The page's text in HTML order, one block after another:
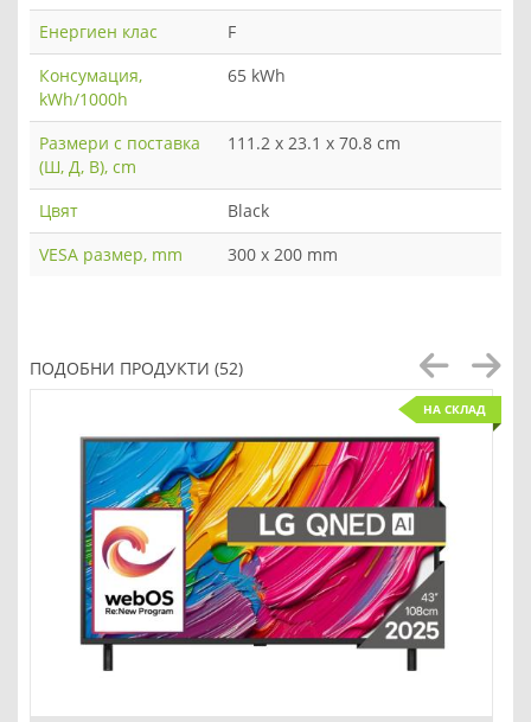
Енергиен клас
F
Консумация,
kWh/1000h
65 kWh
Размери с поставка
(Ш, Д, В), cm
111.2 x 23.1 x 70.8 cm
Цвят
Black
VESA размер, mm
300 x 200 mm
ПОДОБНИ ПРОДУКТИ (52)
НА СКЛАД